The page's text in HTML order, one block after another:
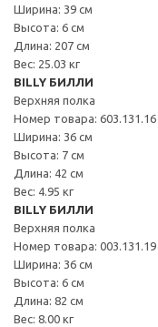
Ширина: 39 см
Высота: 6 см
Длина: 207 см
Вес: 25.03 кг
BILLY БИЛЛИ
Верхняя полка
Номер товара: 603.131.16
Ширина: 36 см
Высота: 7 см
Длина: 42 см
Вес: 4.95 кг
BILLY БИЛЛИ
Верхняя полка
Номер товара: 003.131.19
Ширина: 36 см
Высота: 6 см
Длина: 82 см
Вес: 8.00 кг